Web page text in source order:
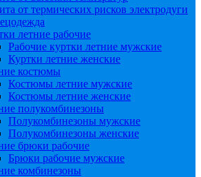
от термических рисков электродуги
летние рабочие
Рабочие куртки летние мужские
Куртки летние женские
костюмы
Костюмы летние мужские
Костюмы летние женские
полукомбинезоны
Полукомбинезоны мужские
Полукомбинезоны женские
брюки рабочие
Брюки рабочие мужские
комбинезоны